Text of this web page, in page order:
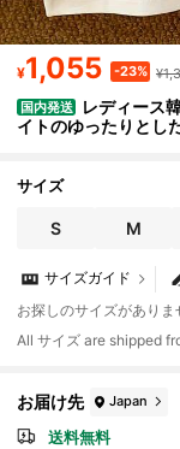
¥1,055 -23%
国内発送
レディース
イトのゆったりとし
イルカジュアルTシ
サイズ
S M
サイズガイド
お探しのサイズがあり
All サイズ are shipped
お届け先 Japan
送料無料